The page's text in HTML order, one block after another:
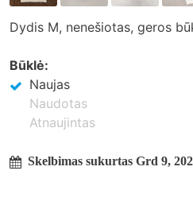
Dydis M, nenešiotas, geros
Būklė:
Naujas
Naudotas
Atnaujintas
Skelbimas sukurtas Grd 9,